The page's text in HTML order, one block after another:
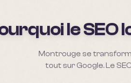
le SEO
Montrouge se
tout sur Google. Le